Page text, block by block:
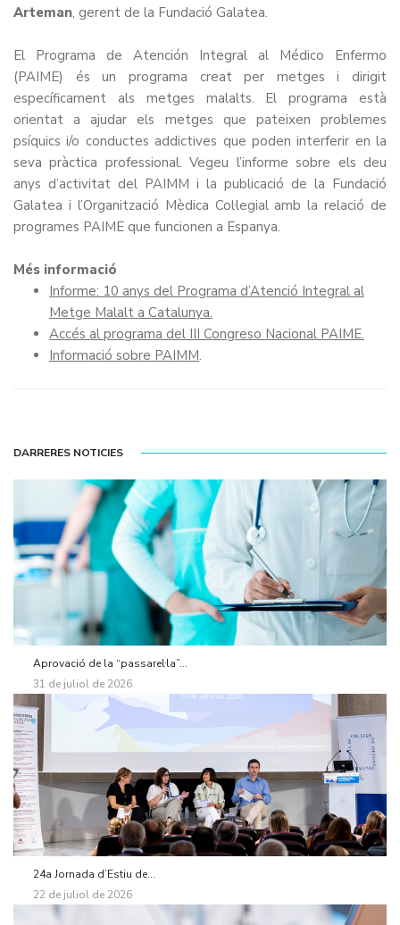
Arteman, gerent de la Fundació Galatea.
El Programa de Atención Integral al Médico Enfermo
(PAIME) és un programa creat per metges i dirigit
específicament als metges malalts. El programa està
orientat a ajudar els metges que pateixen problemes
psíquics i/o conductes addictives que poden interferir en la
seva pràctica professional. Vegeu l’informe sobre els deu
anys d’activitat del PAIMM i la publicació de la Fundació
Galatea i l’Organització Mèdica Col·legial amb la relació de
programes PAIME que funcionen a Espanya.
Més informació
Informe: 10 anys del Programa d’Atenció Integral al
Metge Malalt a Catalunya.
Accés al programa del III Congreso Nacional PAIME.
Informació sobre PAIMM.
DARRERES NOTICIES
Aprovació de la “passarel·la”...
31 de juliol de 2026
24a Jornada d’Estiu de...
22 de juliol de 2026